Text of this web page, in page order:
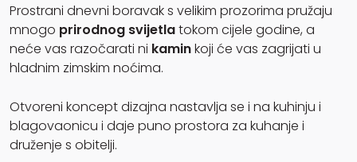
Prostrani dnevni boravak s velikim prozorima pružaju
mnogo prirodnog svijetlatokom cijele godine, a
neće vas razočarati ni kaminkoji će vas zagrijati u
hladnim zimskim noćima.
Otvoreni koncept dizajna nastavlja se i na kuhinju i
blagovaonicu i daje puno prostora za kuhanje i
druženje s obitelji.